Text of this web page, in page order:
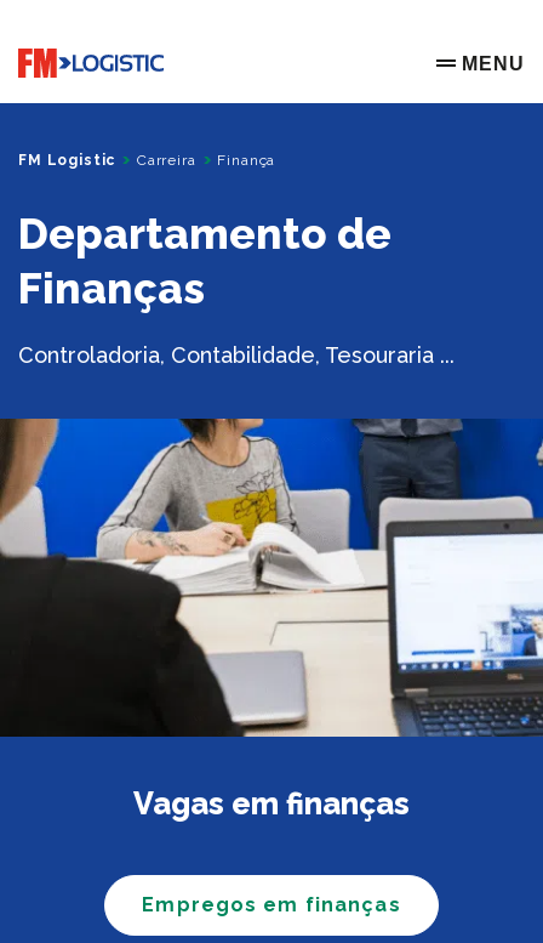
Go to home page
OPEN
MENU
FM Logistic Carreira Finança
Departamento de
Finanças
Controladoria, Contabilidade, Tesouraria ...
Vagas em finanças
Empregos em finanças